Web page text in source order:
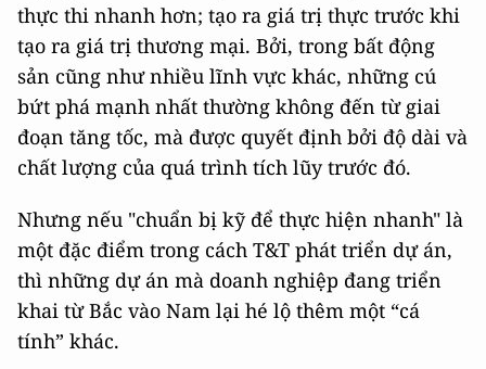
thực thi nhanh hơn; tạo ra giá trị thực trước khi
tạo ra giá trị thương mại. Bởi, trong bất động
sản cũng như nhiều lĩnh vực khác, những cú
bứt phá mạnh nhất thường không đến từ giai
đoạn tăng tốc, mà được quyết định bởi độ dài và
chất lượng của quá trình tích lũy trước đó.
Nhưng nếu "chuẩn bị kỹ để thực hiện nhanh" là
một đặc điểm trong cách T&T phát triển dự án,
thì những dự án mà doanh nghiệp đang triển
khai từ Bắc vào Nam lại hé lộ thêm một “cá
tính” khác.